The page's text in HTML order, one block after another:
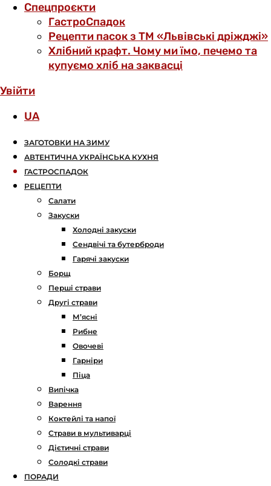
Спецпроєкти
ГастроСпадок
Рецепти пасок з ТМ «Львівські дріжджі»
Хлібний крафт. Чому ми їмо, печемо та
купуємо хліб на заквасці
Увійти
UA
ЗАГОТОВКИ НА ЗИМУ
АВТЕНТИЧНА УКРАЇНСЬКА КУХНЯ
ГАСТРОСПАДОК
РЕЦЕПТИ
Салати
Закуски
Холодні закуски
Сендвічі та бутерброди
Гарячі закуски
Борщ
Перші страви
Другі страви
М’ясні
Рибне
Овочеві
Гарніри
Піца
Випічка
Варення
Коктейлі та напої
Страви в мультиварці
Дієтичні страви
Солодкі страви
ПОРАДИ